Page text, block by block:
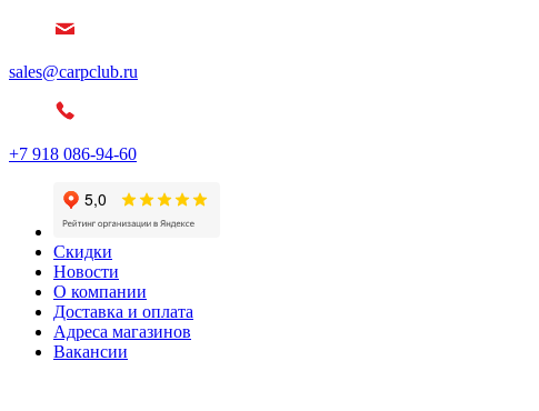
sales@carpclub.ru
+7 918 086-94-60
Скидки
Новости
О компании
Доставка и оплата
Адреса магазинов
Вакансии